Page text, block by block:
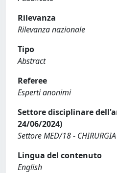
Rilevanza
Rilevanza nazionale
Tipo
Abstract
Referee
Esperti anonimi
Settore disciplinare
24/06/2024)
Settore MED/18 - CHIRURGIA
Lingua del contenuto
English